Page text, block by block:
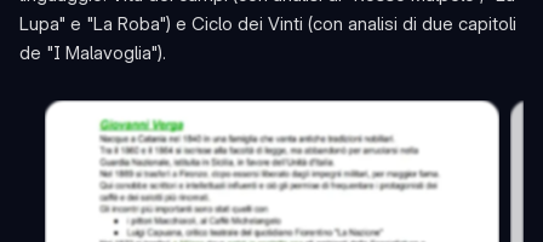
Lupa" e "La Roba") e Ciclo dei Vinti (con analisi di due capitoli
de "I Malavoglia").